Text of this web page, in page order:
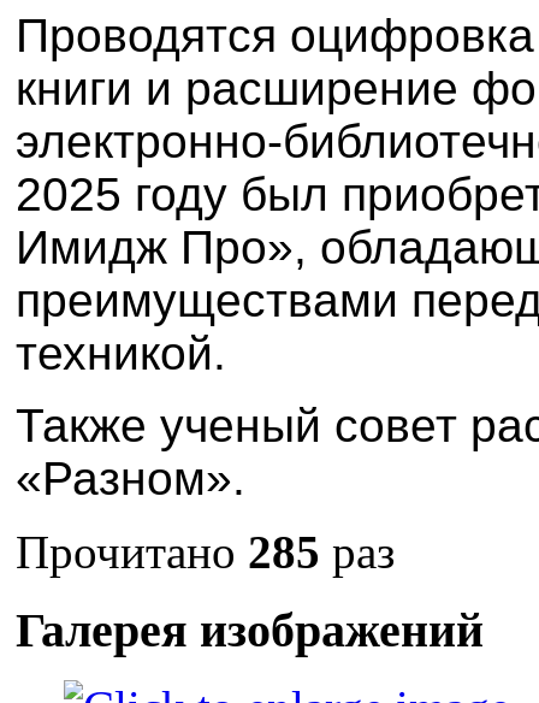
Проводятся
книги и расширение
электронно-
2025 году был
Имидж Про»,
преимуществами
техникой.
Также ученый совет
«Разном».
Прочитано 285 раз
Галерея изображений